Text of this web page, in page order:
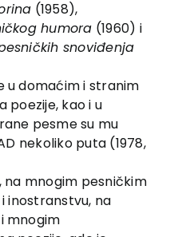
(1958),
humora (1960) i
snoviđenja
u domaćim i stranim
poezije, kao i u
pesme su mu
nekoliko puta (1978,
na mnogim pesničkim
inostranstvu, na
mnogim